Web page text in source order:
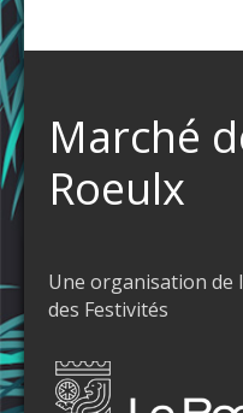
Marché
Roeulx
Une organisation de
des Festivités